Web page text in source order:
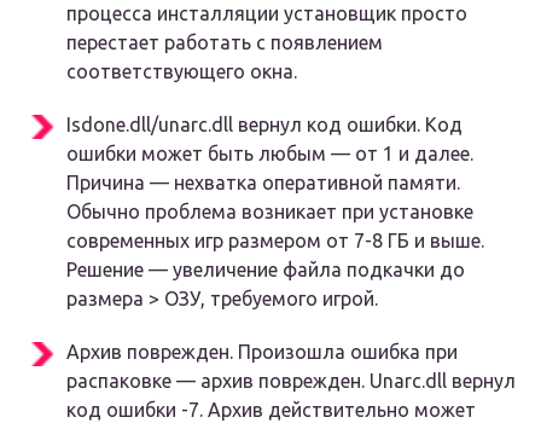
процесса инсталляции установщик просто
перестает работать с появлением
соответствующего окна.
Isdone.dll/unarc.dll вернул код ошибки. Код
ошибки может быть любым — от 1 и далее.
Причина — нехватка оперативной памяти.
Обычно проблема возникает при установке
современных игр размером от 7-8 ГБ и выше.
Решение — увеличение файла подкачки до
размера > ОЗУ, требуемого игрой.
Архив поврежден. Произошла ошибка при
распаковке — архив поврежден. Unarc.dll вернул
код ошибки -7. Архив действительно может